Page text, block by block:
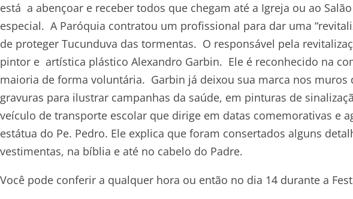
está a abençoar e receber todos que chegam até a Igreja ou ao
especial. A Paróquia contratou um profissional para dar uma
de proteger Tucunduva das tormentas. O responsável pela
pintor e artística plástico Alexandro Garbin. Ele é reconhecido na
maioria de forma voluntária. Garbin já deixou sua marca nos
gravuras para ilustrar campanhas da saúde, em pinturas de
veículo de transporte escolar que dirige em datas comemorativas e
estátua do Pe. Pedro. Ele explica que foram consertados alguns
vestimentas, na bíblia e até no cabelo do Padre.
Você pode conferir a qualquer hora ou então no dia 14 durante a